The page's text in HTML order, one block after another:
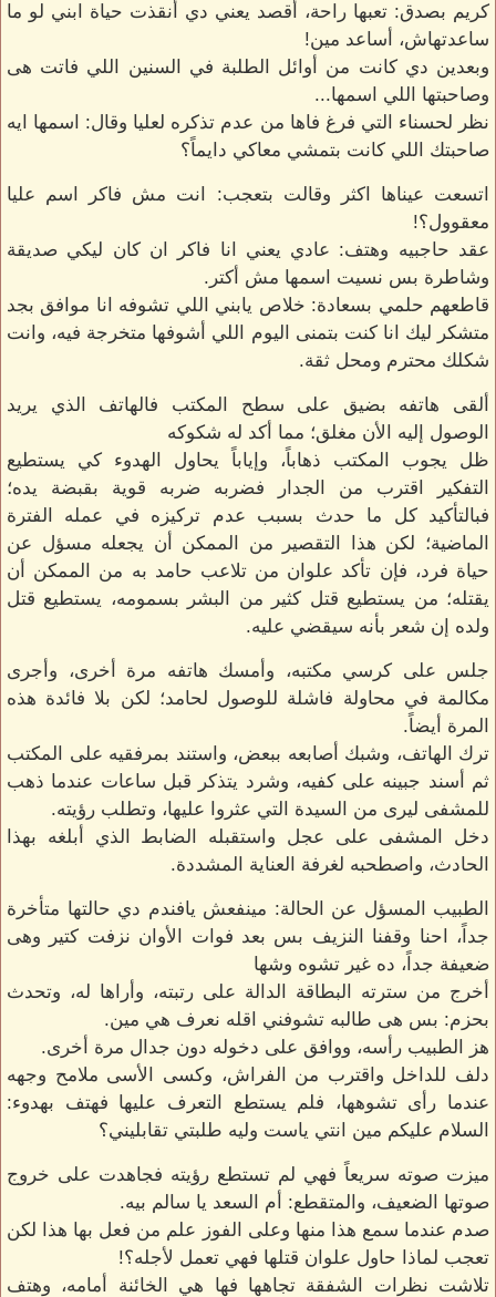
كريم بصدق: تعبها راحة، أقصد يعني دي أنقذت حياة ابني لو ما
ساعدتهاش، أساعد مين!
وبعدين دي كانت من أوائل الطلبة في السنين اللي فاتت هى
وصاحبتها اللي اسمها...
نظر لحسناء التي فرغ فاها من عدم تذكره لعليا وقال: اسمها ايه
صاحبتك اللي كانت بتمشي معاكي دايماً؟
اتسعت عيناها اكثر وقالت بتعجب: انت مش فاكر اسم عليا
معقوول؟!
عقد حاجبيه وهتف: عادي يعني انا فاكر ان كان ليكي صديقة
وشاطرة بس نسيت اسمها مش أكتر.
قاطعهم حلمي بسعادة: خلاص يابني اللي تشوفه انا موافق بجد
متشكر ليك انا كنت بتمنى اليوم اللي أشوفها متخرجة فيه، وانت
شكلك محترم ومحل ثقة.
ألقى هاتفه بضيق على سطح المكتب فالهاتف الذي يريد
الوصول إليه الأن مغلق؛ مما أكد له شكوكه
ظل يجوب المكتب ذهاباً، وإياباً يحاول الهدوء كي يستطيع
التفكير اقترب من الجدار فضربه ضربه قوية بقبضة يده؛
فبالتأكيد كل ما حدث بسبب عدم تركيزه في عمله الفترة
الماضية؛ لكن هذا التقصير من الممكن أن يجعله مسؤل عن
حياة فرد، فإن تأكد علوان من تلاعب حامد به من الممكن أن
يقتله؛ من يستطيع قتل كثير من البشر بسمومه، يستطيع قتل
ولده إن شعر بأنه سيقضي عليه.
جلس على كرسي مكتبه، وأمسك هاتفه مرة أخرى، وأجرى
مكالمة في محاولة فاشلة للوصول لحامد؛ لكن بلا فائدة هذه
المرة أيضاً.
ترك الهاتف، وشبك أصابعه ببعض، واستند بمرفقيه على المكتب
ثم أسند جبينه على كفيه، وشرد يتذكر قبل ساعات عندما ذهب
للمشفى ليرى من السيدة التي عثروا عليها، وتطلب رؤيته.
دخل المشفى على عجل واستقبله الضابط الذي أبلغه بهذا
الحادث، واصطحبه لغرفة العناية المشددة.
الطبيب المسؤل عن الحالة: مينفعش يافندم دي حالتها متأخرة
جداً، احنا وقفنا النزيف بس بعد فوات الأوان نزفت كتير وهى
ضعيفة جداً، ده غير تشوه وشها
أخرج من سترته البطاقة الدالة على رتبته، وأراها له، وتحدث
بحزم: بس هى طالبه تشوفني اقله نعرف هي مين.
هز الطبيب رأسه، ووافق على دخوله دون جدال مرة أخرى.
دلف للداخل واقترب من الفراش، وكسى الأسى ملامح وجهه
عندما رأى تشوهها، فلم يستطع التعرف عليها فهتف بهدوء:
السلام عليكم مين انتي ياست وليه طلبتي تقابليني؟
ميزت صوته سريعاً فهي لم تستطع رؤيته فجاهدت على خروج
صوتها الضعيف، والمتقطع: أم السعد يا سالم بيه.
صدم عندما سمع هذا منها وعلى الفوز علم من فعل بها هذا لكن
تعجب لماذا حاول علوان قتلها فهي تعمل لأجله؟!
تلاشت نظرات الشفقة تجاهها فها هي الخائنة أمامه، وهتف